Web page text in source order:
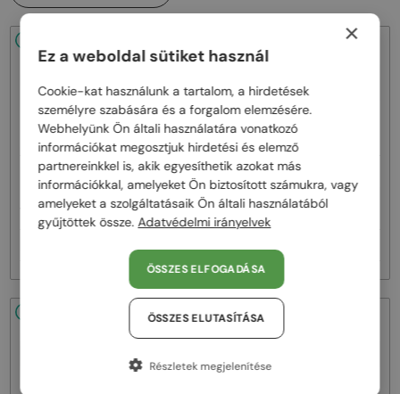
Dita— Napszemüvegek
MACH ONE DRX-2030 TITANIUM -
W - 59
—
MACH SIX//TITANIUM DTS121 - 01 -
62
48/72
×
Ez a weboldal sütiket használ
Cookie-kat használunk a tartalom, a hirdetések
személyre szabására és a forgalom elemzésére.
Webhelyünk Ön általi használatára vonatkozó
információkat megosztjuk hirdetési és elemző
partnereinkkel is, akik egyesíthetik azokat más
információkkal, amelyeket Ön biztosított számukra, vagy
amelyeket a szolgáltatásaik Ön általi használatából
gyűjtöttek össze.Adatvédelmi irányelvek
ÖSSZES ELFOGADÁSA
ÖSSZES ELUTASÍTÁSA
Részletek megjelenítése